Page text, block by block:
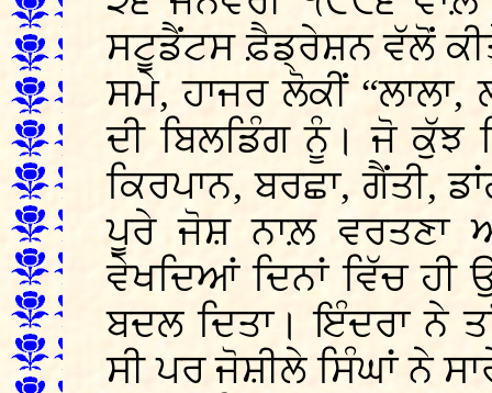
ਸਟੂਡੈਂਟਸ ਫ਼ੈਡ੍ਰੇਸ਼ਨ ਵੱਲੋਂ
ਸਮੇ, ਹਾਜਰ ਲੋਕੀਂ
ਦੀ ਬਿਲਡਿੰਗ ਨੂੰ। ਜੋ
ਕਿਰਪਾਨ, ਬਰਛਾ, ਗੈਂਤੀ,
ਪੂਰੇ ਜੋਸ਼ ਨਾਲ਼ ਵਰਤਣਾ
ਵੇਖਦਿਆਂ ਦਿਨਾਂ ਵਿੱਚ
ਬਦਲ ਦਿਤਾ। ਇੰਦਰਾ ਨੇ
ਸੀ ਪਰ ਜੋਸ਼ੀਲੇ ਸਿੰਘਾਂ ਨੇ